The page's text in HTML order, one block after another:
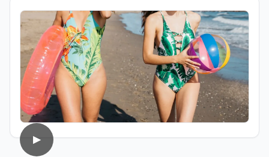
eventi e imprese culturali a Firenze, ha
proseguito il suo percorso accademico a
Roma, presso l’Università La Sapienza,
dove ha conseguito la laurea magistrale
in Editoria e Giornalismo, focalizzandosi
sull'analisi del panorama informativo
contemporaneo e sul giornalismo
d’inchiesta. Attualmente redattrice
presso Edunews24, dove sviluppa
contenuti focalizzati su istruzione,
formazione, ricerca e nuove tecnologie.
▶